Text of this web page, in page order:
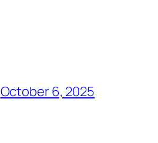
October 6, 2025